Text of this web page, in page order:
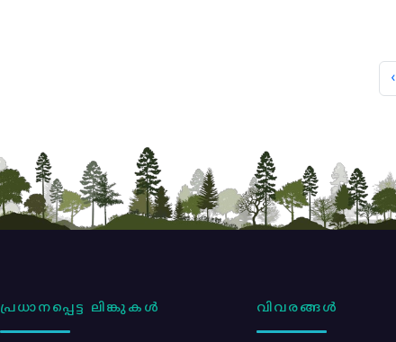
‹
പ്രധാനപ്പെട്ട ലിങ്കുകൾ വിവരങ്ങൾ